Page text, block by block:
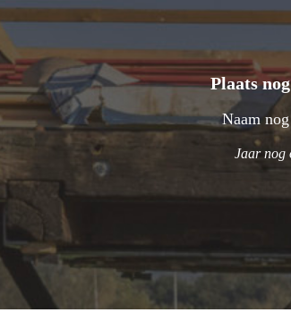
Plaats
Naam
Jaar nog